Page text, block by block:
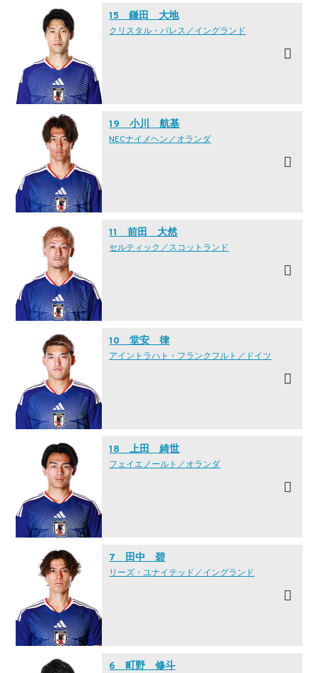
15 鎌田 大地
クリスタル・パレス／イングランド
19 小川 航基
NECナイメヘン／オランダ
11 前田 大然
セルティック／スコットランド
10 堂安 律
アイントラハト・フランクフルト／ドイツ
18 上田 綺世
フェイエノールト／オランダ
7 田中 碧
リーズ・ユナイテッド／イングランド
6 町野 修斗